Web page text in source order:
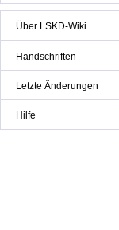
Über LSKD-Wiki
Handschriften
Letzte Änderungen
Hilfe